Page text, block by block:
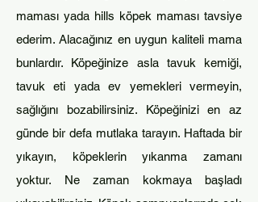
maması yada hills köpek maması tavsiye
ederim. Alacağınız en uygun kaliteli mama
bunlardır. Köpeğinize asla tavuk kemiği,
tavuk eti yada ev yemekleri vermeyin,
sağlığını bozabilirsiniz. Köpeğinizi en az
günde bir defa mutlaka tarayın. Haftada bir
yıkayın, köpeklerin yıkanma zamanı
yoktur. Ne zaman kokmaya başladı